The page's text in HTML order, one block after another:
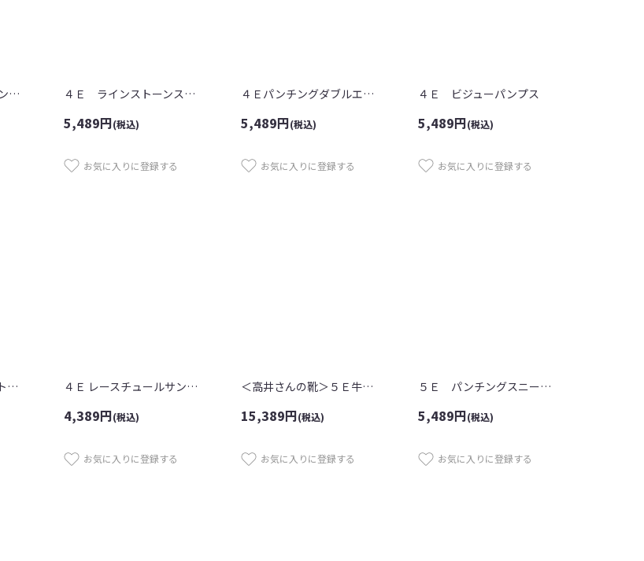
５Ｅ ゆったり軽量パンプス ４Ｅ ラインストーンスリッポン
5,489円(税込)
お気に入りに登録する
４Ｅパンチングダブルエアーシューズ
5,489円(税込)
お気に入りに登録する
４Ｅ ビジューパンプス
5,489円(税込)
お気に入りに登録する
４Ｅビジュー使いカットワークシューズ ４Ｅ レースチュールサンダル
4,389円(税込)
お気に入りに登録する
＜高井さんの靴＞５Ｅ牛革クロスデザイン...
15,389円(税込)
お気に入りに登録する
５Ｅ パンチングスニーカー
5,489円(税込)
お気に入りに登録する